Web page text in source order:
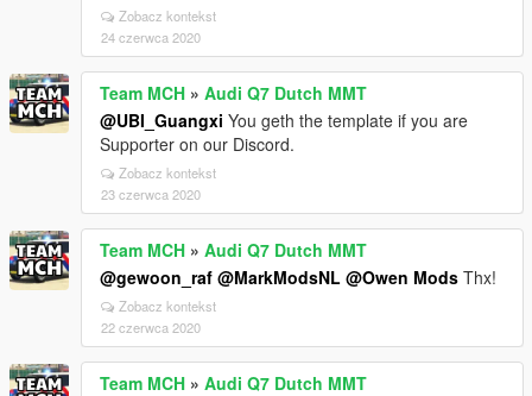
Zobacz kontekst
24 czerwca 2020
Team MCH » Audi Q7 Dutch MMT
@UBI_Guangxi You geth the template if you are
Supporter on our Discord.
Zobacz kontekst
23 czerwca 2020
Team MCH » Audi Q7 Dutch MMT
@gewoon_raf @MarkModsNL @Owen Mods Thx!
Zobacz kontekst
22 czerwca 2020
Team MCH » Audi Q7 Dutch MMT